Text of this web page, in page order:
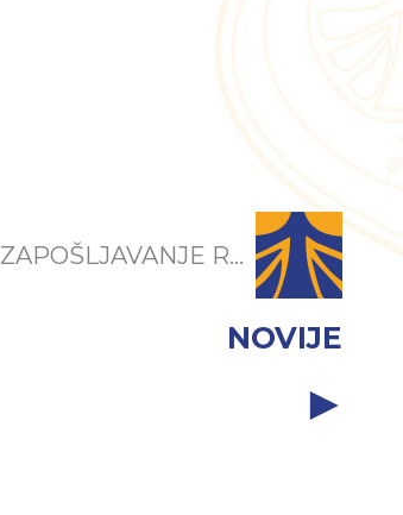
ZAPOŠLJAVANJE R...
NOVIJE